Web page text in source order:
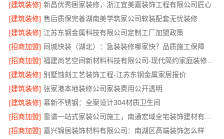
[建筑装修] 新昌优秀居家装修，浙江宜美嘉装饰工程有限公司匠心
[建筑装修] 售后质保完善湖南美学筑家公司软装配套无忧装修
[建筑装修] 江苏东钢金属科技有限公司定制工厂加盟政策
[招商加盟] 同城快装（湖北）：急装装修哪家快？品质施工保障
[招商加盟]
福建尚艺空间新材料科技有限公司-现代简约家庭装修免费设计整体落地
[建筑装修] 别墅蚀刻工艺装饰工程-江苏东钢金属家居报价
[建筑装修] 张家港本地装修公司家装费用公开透明
[建筑装修] 慕新不锈钢：全案设计304材质卫生间
[招商加盟]
[招商加盟] 嘉兴锦居装饰材料有限公司：南湖区高端装饰怎么样